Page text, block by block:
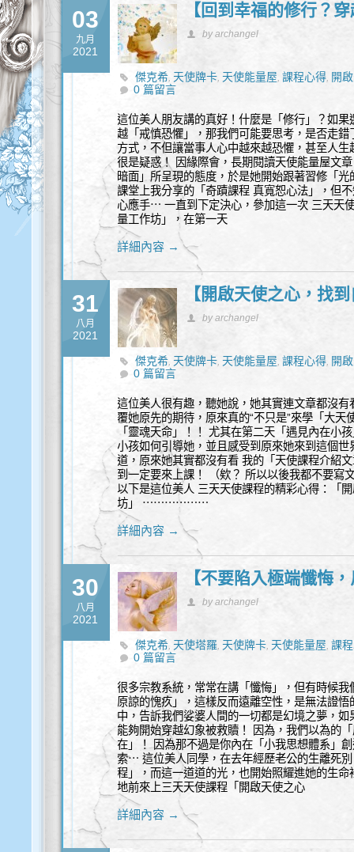
03
九月
2021
【回到幸福的修行？
by archangel
傑克希, 天使牌卡, 天使能量屋,課程心得, 開
0 篇留言
這位美人朋友講的真好！什麼是「修行」？如
越「戒慎恐懼」，那我們可能要思考，是否走
方式，不但讓當事人心中越來越恐懼，甚至人
很是疑惑！ 因緣際會，長期閱讀天使能量屋文
暗面」所呈現的態度，於是她開始跟著習修「
課堂上我分享的「奇蹟課程 真寬恕心法」，但
心應手⋯ 一直到下定決心，參加這一次 三天天
量工作坊」，在第一天
詳細內容 →
31
八月
2021
【開啟天使之心，找
by archangel
傑克希, 天使牌卡, 天使能量屋,課程心得, 開
0 篇留言
這位美人很有趣，聽她說，她其實連文章都沒
覆她原先的期待，原來真的“不只是”來學「大
「靈魂天命」！！ 尤其在第二天「遇見內在小
小孩如何引導她，並且感受到原來她來到這個
道，原來她其實都沒有看 我的「天使課程介紹
到一定要來上課！ （欸？ 所以以後我都不要寫
以下是這位美人 三天天使課程的精彩心得：「
坊」 ⋯⋯⋯⋯⋯⋯
詳細內容 →
30
八月
2021
【不要陷入極端懺悔
by archangel
傑克希, 天使塔羅, 天使牌卡, 天使能量屋,課
0 篇留言
很多宗教系統，常常在講「懺悔」，但有時候
原諒的愧疚」，這樣反而遠離空性，是無法證
中，告訴我們娑婆人間的一切都是幻境之夢，
能夠開始穿越幻象被救贖！ 因為，我們以為的
在」！ 因為那不過是你內在「小我思想體系」
索⋯ 這位美人同學，在去年經歷老公的生離死
程」，而這一道道的光，也開始照耀進她的生
地前來上三天天使課程「開啟天使之心
詳細內容 →